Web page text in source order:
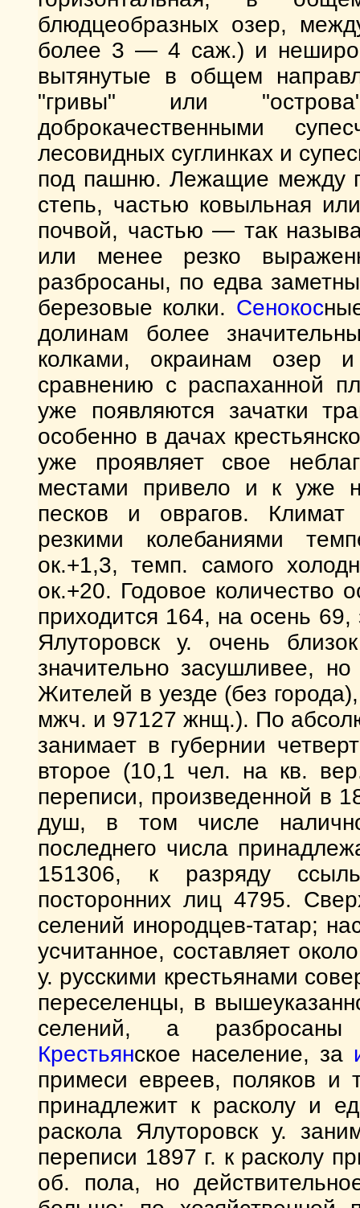
блюдцеобразных озер,
более 3 — 4 саж.) и
вытянутые в общем
"гривы" или
доброкачественными
лесовидных суглинках и
под пашню. Лежащие между
степь, частью ковыльная
почвой, частью — так
или менее резко
разбросаны, по едва
березовые колки. Сенокос
долинам более
колками, окраинам
сравнению с распаханной
уже появляются зачатки
особенно в дачах
уже проявляет свое
местами привело и к уже
песков и оврагов. Климат
резкими колебаниями
ок.+1,3, темп. самого
ок.+20. Годовое количество
приходится 164, на осень
Ялуторовск у. очень
значительно засушливее,
Жителей в уезде (без
мжч. и 97127 жнщ.). По
занимает в губернии
второе (10,1 чел. на кв.
переписи, произведенной в
душ, в том числе
последнего числа
151306, к разряду
посторонних лиц 4795.
селений инородцев-татар;
усчитанное, составляет
у. русскими крестьянами
переселенцы, в
селений, а разбросаны
Крестьянское население, за
примеси евреев, поляков и
принадлежит к расколу и
раскола Ялуторовск у.
переписи 1897 г. к расколу
об. пола, но